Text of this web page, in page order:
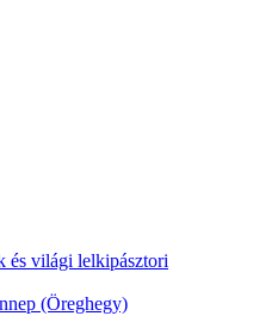
és világi lelkipásztori
(Öreghegy)